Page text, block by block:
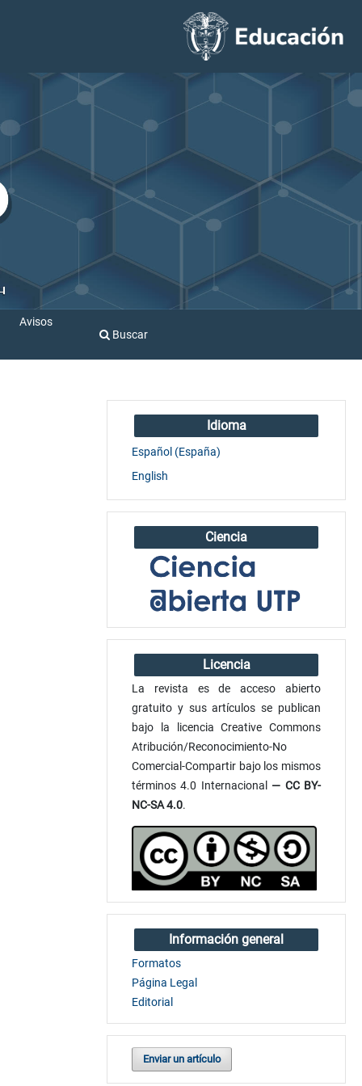
Avisos
Buscar
Idioma
Español (España)
English
Ciencia
Licencia
La revista es de acceso abierto
gratuito y sus artículos se publican
bajo la licencia Creative Commons
Atribución/Reconocimiento-No
Comercial-Compartir bajo los mismos
términos 4.0 Internacional — CC BY-
NC-SA 4.0.
Información general
Formatos
Página Legal
Editorial
Enviar un artículo